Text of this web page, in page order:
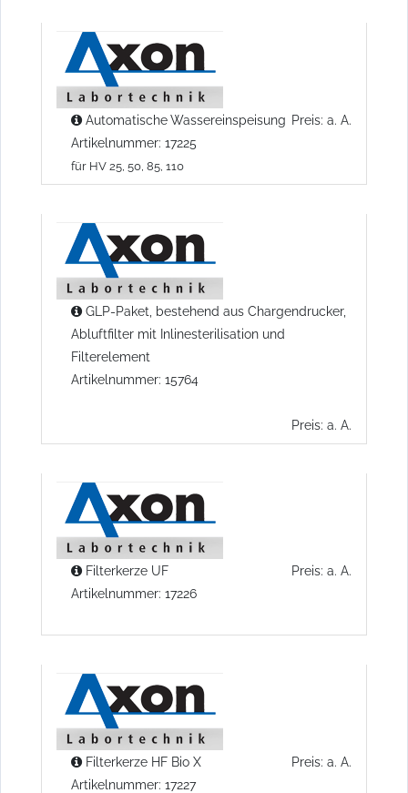
Automatische Wassereinspeisung
Artikelnummer: 17225
für HV 25, 50, 85, 110
Preis: a. A.
GLP-Paket, bestehend aus Chargendrucker,
Abluftfilter mit Inlinesterilisation und
Filterelement
Artikelnummer: 15764
Preis: a. A.
Filterkerze UF
Artikelnummer: 17226
Preis: a. A.
Filterkerze HF Bio X
Artikelnummer: 17227
Preis: a. A.